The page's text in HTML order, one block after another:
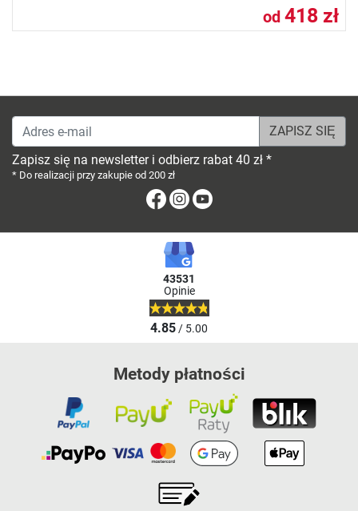
od 418 zł
Adres e-mail
Zapisz się na newsletter i odbierz rabat 40 zł *
* Do realizacji przy zakupie od 200 zł
FacebookInstagram
43531
Opinie
4.85/ 5.00
Metody płatności